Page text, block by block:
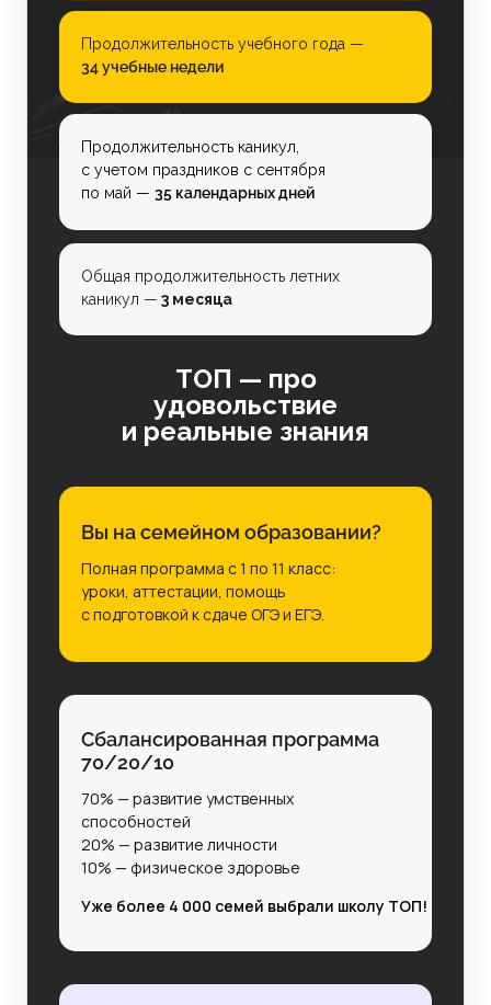
Вы на семейном образовании?
Полная программа с 1 по 11 класс:
уроки, аттестации, помощь
с подготовкой к сдаче ОГЭ и ЕГЭ.
ТОП — про
удовольствие
и реальные знания
Сбалансированная программа
70/20/10
70% — развитие умственных
способностей
20% — развитие личности
10% — физическое здоровье
Уже более 4 000 семей выбрали школу ТОП!
Общая продолжительность летних
каникул — 3 месяца
Продолжительность каникул,
с учетом праздников с сентября
по май — 35 календарных дней
Продолжительность учебного года —
34 учебные недели